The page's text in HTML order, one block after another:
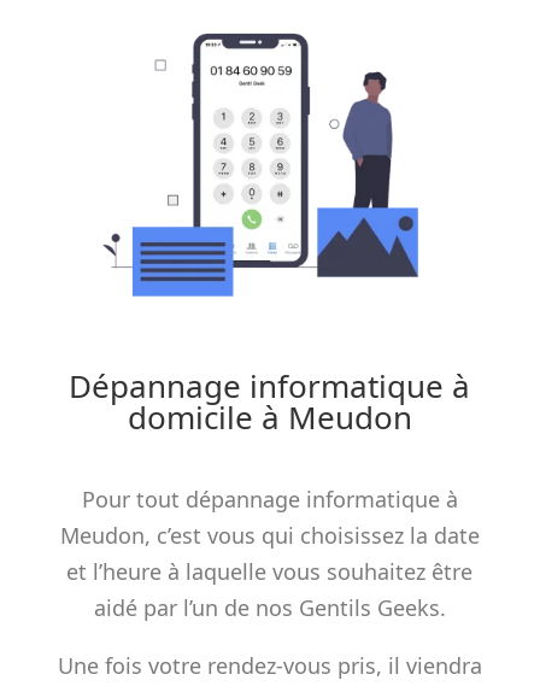
Dépannage informatique à
domicile à Meudon
Pour tout dépannage informatique à
Meudon, c’est vous qui choisissez la date
et l’heure à laquelle vous souhaitez être
aidé par l’un de nos Gentils Geeks.
Une fois votre rendez-vous pris, il viendra